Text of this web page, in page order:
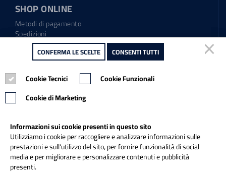
SHOP ONLINE
Metodi di pagamento
Spedizioni
Regolamento garanzia
Diritto di recesso
Tel.: 0865.904373
Email:info@italiapulitasrl.it
CONFERMA LE SCELTE CONSENTI TUTTI
Cookie Tecnici
Cookie Funzionali
Cookie di Marketing
Informazioni sui cookie presenti in questo sito
Utilizziamo i cookie per raccogliere e analizzare informazioni sulle
prestazioni e sull'utilizzo del sito, per fornire funzionalità di social
media e per migliorare e personalizzare contenuti e pubblicità
presenti.
CONFERMA LE SCELTE CONSENTI TUTTI
Cookie Tecnici
Cookie Funzionali
Cookie di Marketing
Informazioni sui cookie presenti in questo sito
Utilizziamo i cookie per raccogliere e analizzare informazioni sulle
prestazioni e sull'utilizzo del sito, per fornire funzionalità di social
media e per migliorare e personalizzare contenuti e pubblicità
presenti.